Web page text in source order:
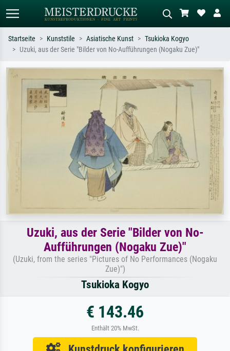
Suchen Sie nach Künstlern, Werktiteln
oder Stilen – z.B. Monet,
Sternennacht, Impressionismus, Welle
Hokusai, Akt.
Beschreiben Sie die Szene – z.B. Grüne
Wiese, Abstrakt mit viel Rot, Dunkles
Ölgemälde, Stehender Akt neben einem
Startseite Kunststile Asiatische Kunst
Tsukioka Kogyo
Uzuki, aus der Serie "Bilder von No-Aufführungen (Nogaku Zue)"
Uzuki, aus der Serie "Bilder von No-
Aufführungen (Nogaku Zue)"
(Uzuki, from the series "Pictures of No Performances (Nogaku
Zue)")
Tsukioka Kogyo
€ 143.46
Enthält 20% MwSt.